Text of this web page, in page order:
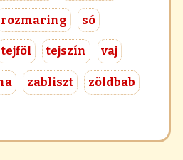
rozmaring só
tejföl tejszín vaj
zabliszt zöldbab